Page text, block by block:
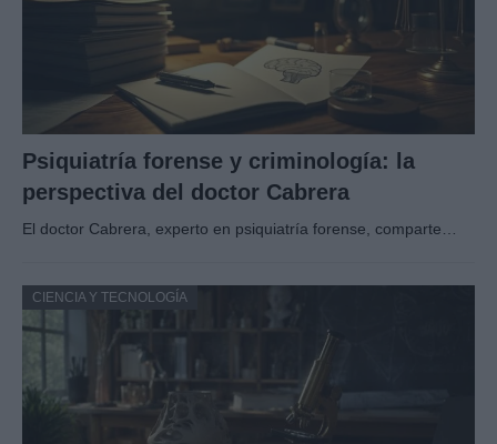
Psiquiatría forense y criminología: la
perspectiva del doctor Cabrera
El doctor Cabrera, experto en psiquiatría forense, comparte…
CIENCIA Y TECNOLOGÍA